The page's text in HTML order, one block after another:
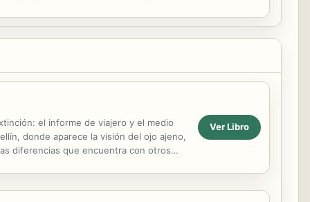
el informe de viajero y el medio
donde aparece la visión del ojo ajeno,
diferencias que encuentra con otros
Ver Libro